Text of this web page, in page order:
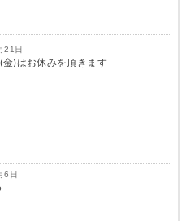
21日
)はお休みを頂きます
6日